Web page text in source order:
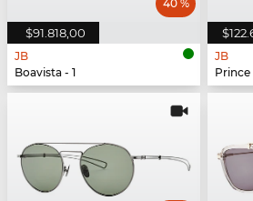
$91.818,00
40 %
JB
Boavista - 1
JB
Prince